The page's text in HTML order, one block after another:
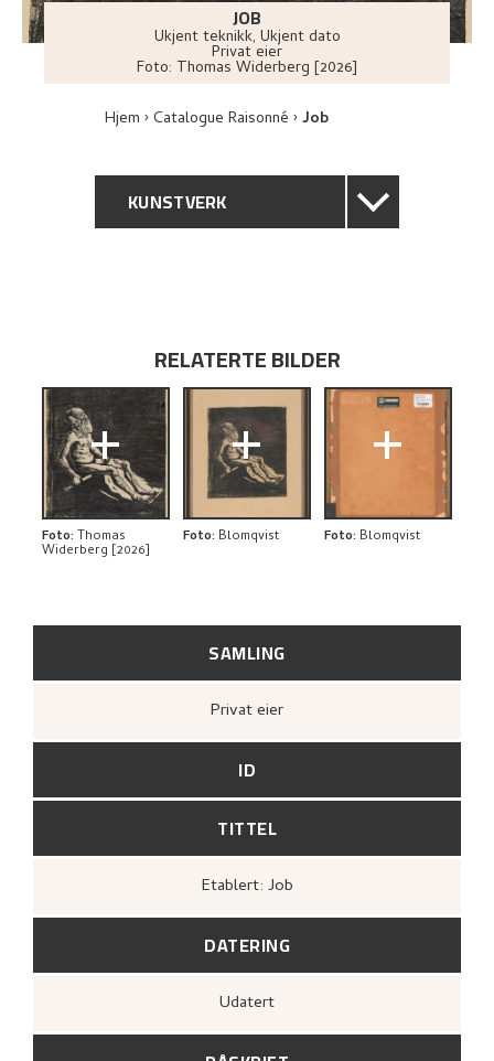
JOB
Ukjent teknikk, Ukjent dato
Privat eier
Foto: Thomas Widerberg [2026]
Hjem Catalogue Raisonné Job
KUNSTVERK
PROVENIENS
UTFORSK
SAMLING
Privat eier
ID
TITTEL
Etablert: Job
DATERING
Udatert
RELATERTE BILDER
+
Foto: Thomas
Widerberg [2026]
+
Foto: Blomqvist
+
Foto: Blomqvist